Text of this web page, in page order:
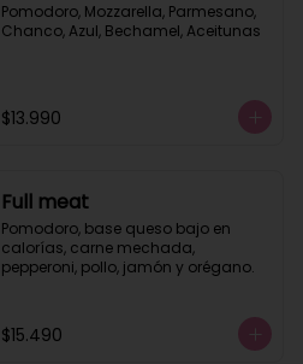
Pomodoro, Mozzarella, Parmesano,
Chanco, Azul, Bechamel, Aceitunas
$13.990
Full meat
Pomodoro, base queso bajo en
calorías, carne mechada,
pepperoni, pollo, jamón y orégano.
$15.490